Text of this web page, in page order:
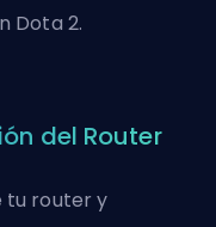
Dota 2.
del Router
tu router y